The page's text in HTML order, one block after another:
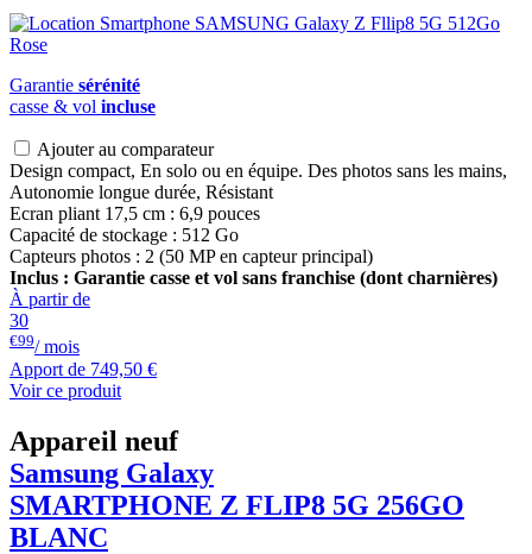
Garantie sérénité
casse & vol incluse
Ajouter au comparateur
Design compact, En solo ou en équipe. Des photos sans les mains,
Autonomie longue durée, Résistant
Ecran pliant 17,5 cm : 6,9 pouces
Capacité de stockage : 512 Go
Capteurs photos : 2 (50 MP en capteur principal)
Inclus : Garantie casse et vol sans franchise (dont charnières)
À partir de
30
€99/ mois
Apport de 749,50 €
Voir ce produit
Appareil neuf
Samsung Galaxy
SMARTPHONE Z FLIP8 5G 256GO
BLANC